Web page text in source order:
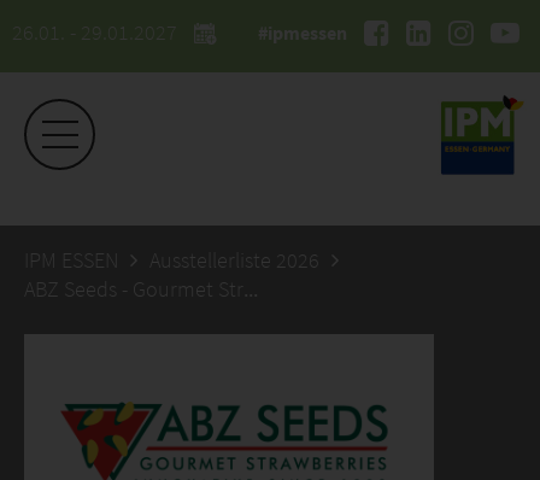
26.01. - 29.01.2027 #ipmessen
IPM ESSEN
Ausstellerliste 2026
ABZ Seeds - Gourmet Strawberries